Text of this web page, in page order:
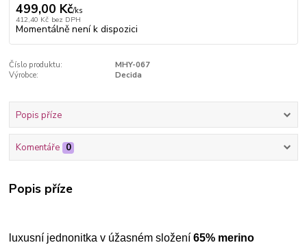
499,00 Kč/ks
412,40 Kč bez DPH
Momentálně není k dispozici
Číslo produktu:
MHY-067
Výrobce:
Decida
Popis příze
Komentáře 0
Popis příze
luxusní jednonitka v úžasném složení65% merino